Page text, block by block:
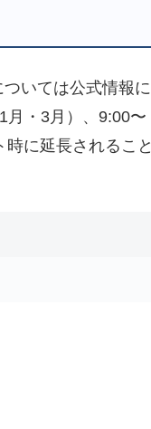
いては公式情報に
月・3月）、9:00〜
に延長されること